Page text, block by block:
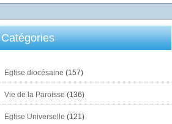
Catégories
Eglise diocésaine (157)
Vie de la Paroisse (136)
Eglise Universelle (121)